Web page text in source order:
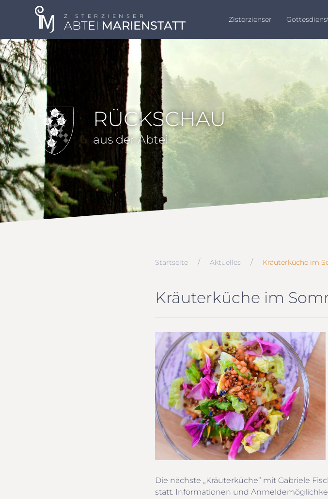
ZISTERZIENSER
ABTEI MARIENSTATT Zisterzienser
RÜCKSCHAU
aus der Abtei
Startseite Aktuelles Kräuterküche im
Kräuterküche im
Die nächste „Kräuterküche“ mit Gabriele
statt. Informationen und